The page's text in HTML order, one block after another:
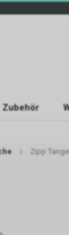
Zubehör
Zipp